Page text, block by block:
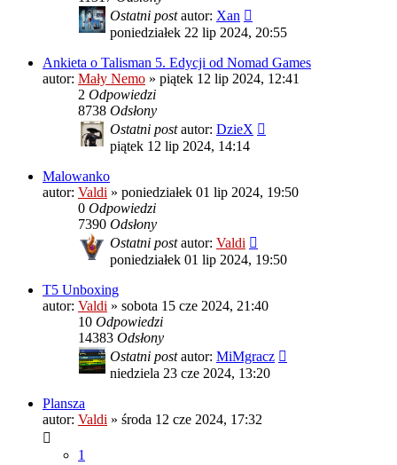
Ostatni postautor: Xan
poniedziałek 22 lip 2024, 20:55
Ankieta o Talisman 5. Edycji od Nomad Games
autor: Mały Nemo » piątek 12 lip 2024, 12:41
2 Odpowiedzi
8738 Odsłony
Ostatni postautor: DzieX
piątek 12 lip 2024, 14:14
Malowanko
autor: Valdi » poniedziałek 01 lip 2024, 19:50
0 Odpowiedzi
7390 Odsłony
Ostatni postautor: Valdi
poniedziałek 01 lip 2024, 19:50
T5 Unboxing
autor: Valdi » sobota 15 cze 2024, 21:40
10 Odpowiedzi
14383 Odsłony
Ostatni postautor: MiMgracz
niedziela 23 cze 2024, 13:20
Plansza
autor: Valdi » środa 12 cze 2024, 17:32
1